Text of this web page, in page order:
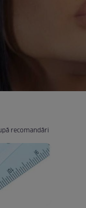
recomandări